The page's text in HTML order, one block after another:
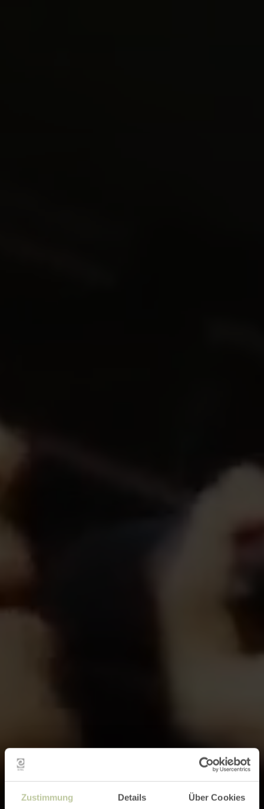
Zustimmung Details Über Cookies